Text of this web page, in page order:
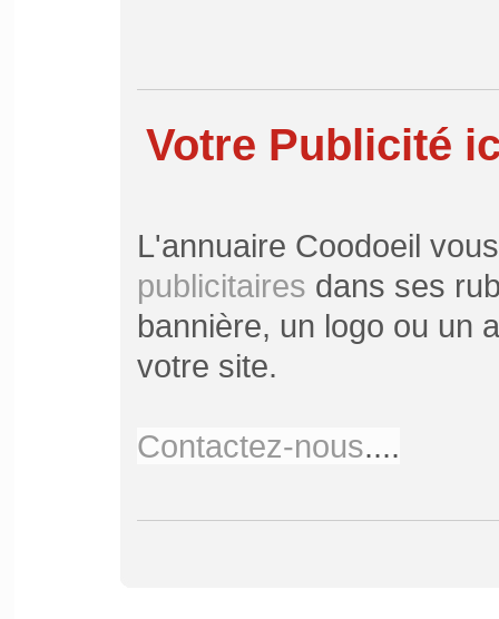
Votre Publicité
L'annuaire Coodoeil
publicitaires dans ses
bannière, un logo ou un
votre site.
Contactez-nous....